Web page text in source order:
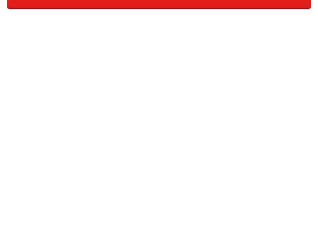
・初めてのケアでそろえておきたい、おすすめのお手入